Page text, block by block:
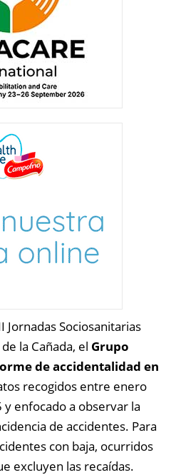
Jornadas Sociosanitarias
la Cañada, el Grupo
de accidentalidad en
recogidos entre enero
enfocado a observar la
de accidentes. Para
con baja, ocurridos
excluyen las recaídas.